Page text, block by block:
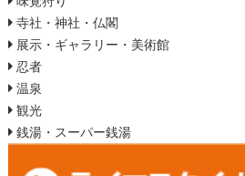
寺社・神社・仏閣
展示・ギャラリー・美術館
忍者
温泉
観光
銭湯・スーパー銭湯